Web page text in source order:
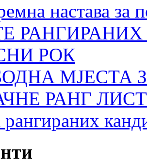
настава за
РОК
МЈЕСТА
РАНГ
рангираних